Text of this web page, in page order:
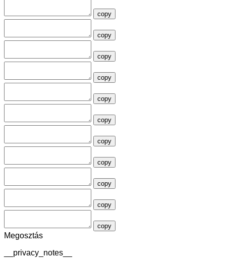
copy
copy
copy
copy
copy
copy
copy
copy
copy
copy
copy
Megosztás
__privacy_notes__